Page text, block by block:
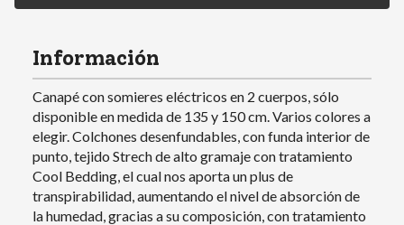
Información
Canapé con somieres eléctricos en 2 cuerpos, sólo
disponible en medida de 135 y 150 cm. Varios colores a
elegir. Colchones desenfundables, con funda interior de
punto, tejido Strech de alto gramaje con tratamiento
Cool Bedding, el cual nos aporta un plus de
transpirabilidad, aumentando el nivel de absorción de
la humedad, gracias a su composición, con tratamiento